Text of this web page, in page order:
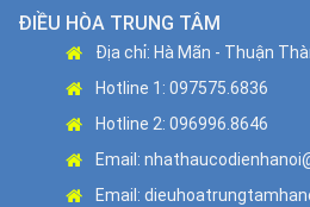
ĐIỀU HÒA TRUNG TÂM
Địa chỉ: Hà Mãn - Thuận
Hotline 1: 097575.6836
Hotline 2: 096996.8646
Email:
Email: